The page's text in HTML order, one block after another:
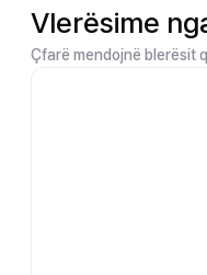
Vlerësime
Çfarë mendojnë blerësit